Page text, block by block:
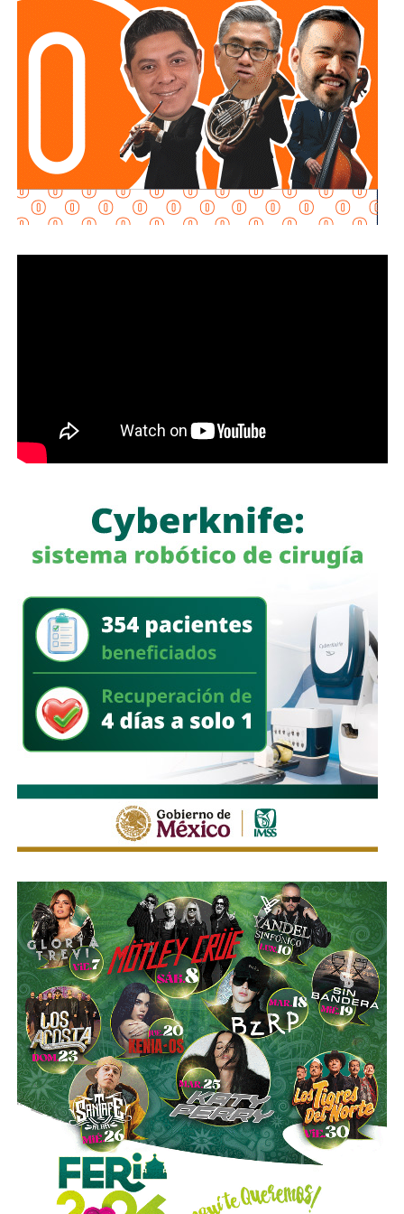
determinadas conductas evasivas del deudor
alimentario
y penalizar la coparticipación de terceras
personas que, con conocimiento de la obligación
existente, contribuyan a impedir su cumplimiento.
La diputada María Dolores Robles Chairez destacó que la
modificación busca brindar mayores herramientas jurídicas
para proteger el derecho de niñas, niños y demás
personas acreedoras alimentarias, evitando que
maniobras de carácter patrimonial sean utilizadas para
establecidas por la autoridad judicial.
durante periodos relacionados con procesos familiares y
la transferencia de bienes a familiares o personas de
confianza que actúan como titulares aparentes.
delito de incumplimiento de las obligaciones de
asistencia familiar quien se coloque intencionalmente en
estado de insolvencia con el propósito de eludir el
cumplimiento de las obligaciones alimentarias
establecidas por la ley.
La legislación establecerá que, salvo prueba en contrario,
se presumirá dicha intención cuando el deudor, sin causa
goce de sueldo, cuando este constituya su único o
principal medio para obtener ingresos.
Asimismo, se establecen sanciones para quienes, durante
un proceso judicial o existiendo una resolución firme,
enajenen intencionalmente de manera parcial o total sus
bienes con la finalidad de eludir obligaciones alimentarias.
De igual manera, se sancionará a quienes, teniendo
conocimiento de la existencia de una obligación
alimentaria o de un proceso judicial en curso, ayuden al
deudor a ocultar bienes, acepten figurar como titulares
aparentes de estos o realicen actos jurídicos simulados
con el propósito de evitar que se cumplan las
obligaciones alimentarias.